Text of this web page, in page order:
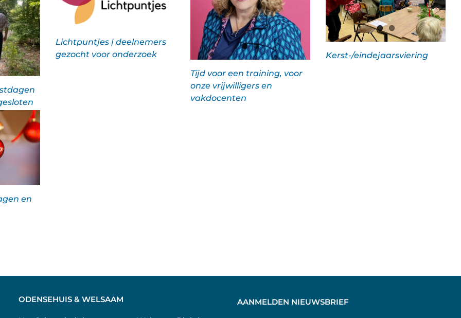
Lichtpuntjes | deelnemers
gezocht voor onderzoek
Tijd voor een training, voor
onze vrijwilligers en
vakdocenten
Kerst-/eindejaarsviering
en
ODENSEHUIS & WELSAAM AANMELDEN NIEUWSBRIEF